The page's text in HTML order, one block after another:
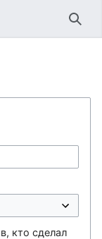
кто сделал